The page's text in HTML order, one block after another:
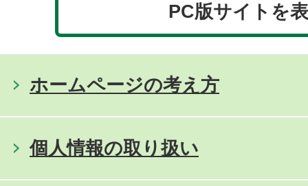
PC版サイトを
ホームページの考え方
個人情報の取り扱い